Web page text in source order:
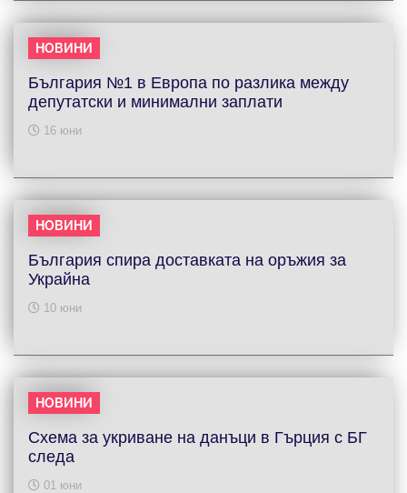
НОВИНИ
България №1 в Европа по разлика между
депутатски и минимални заплати
16 юни
НОВИНИ
България спира доставката на оръжия за
Украйна
10 юни
НОВИНИ
Схема за укриване на данъци в Гърция с БГ
следа
01 юни